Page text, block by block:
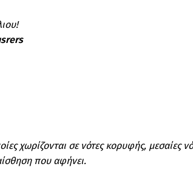
χωρίζονται σε νότες κορυφής, μεσαίες
που αφήνει.